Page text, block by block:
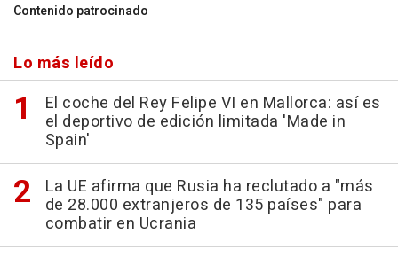
Contenido patrocinado
Lo más leído
El coche del Rey Felipe VI en Mallorca: así es
el deportivo de edición limitada 'Made in
Spain'
La UE afirma que Rusia ha reclutado a "más
de 28.000 extranjeros de 135 países" para
combatir en Ucrania